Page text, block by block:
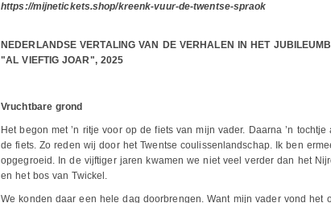
https://mijnetickets.shop/kreenk-vuur-de-twentse-spraok
NEDERLANDSE VERTALING VAN DE VERHALEN IN HET
"AL VIEFTIG JOAR", 2025
Vruchtbare grond
Het begon met ’n ritje voor op de fiets van mijn vader. Daarna ’n tochtje
de fiets. Zo reden wij door het Twentse coulissenlandschap. Ik ben
opgegroeid. In de vijftiger jaren kwamen we niet veel verder dan het
en het bos van Twickel.
We konden daar een hele dag doorbrengen. Want mijn vader vond het